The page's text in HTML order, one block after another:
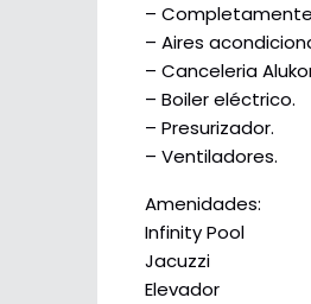
–
– Aires
– Canceleria
– Boiler eléctrico.
– Presurizador.
– Ventiladores.
Amenidades:
Infinity Pool
Jacuzzi
Elevador